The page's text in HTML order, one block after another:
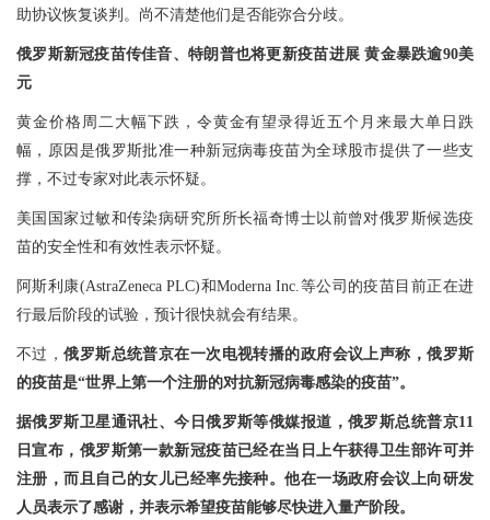
助协议恢复谈判。尚不清楚他们是否能弥合分歧。
俄罗斯新冠疫苗传佳音、特朗普也将更新疫苗进展 黄金暴跌逾90美
元
黄金价格周二大幅下跌，令黄金有望录得近五个月来最大单日跌
幅，原因是俄罗斯批准一种新冠病毒疫苗为全球股市提供了一些支
撑，不过专家对此表示怀疑。
美国国家过敏和传染病研究所所长福奇博士以前曾对俄罗斯候选疫
苗的安全性和有效性表示怀疑。
阿斯利康(AstraZeneca PLC)和Moderna Inc.等公司的疫苗目前正在进
行最后阶段的试验，预计很快就会有结果。
不过，俄罗斯总统普京在一次电视转播的政府会议上声称，俄罗斯
的疫苗是“世界上第一个注册的对抗新冠病毒感染的疫苗”。
据俄罗斯卫星通讯社、今日俄罗斯等俄媒报道，俄罗斯总统普京11
日宣布，俄罗斯第一款新冠疫苗已经在当日上午获得卫生部许可并
注册，而且自己的女儿已经率先接种。他在一场政府会议上向研发
人员表示了感谢，并表示希望疫苗能够尽快进入量产阶段。